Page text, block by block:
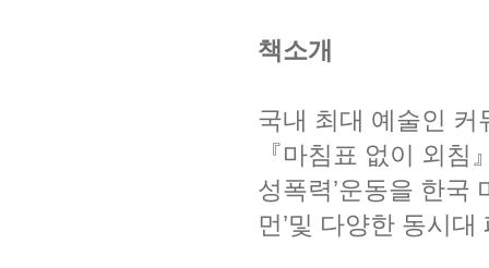
책소개
국내 최대 예술인 커
『마침표 없이 외
성폭력’운동을 한국
먼’및 다양한 동시